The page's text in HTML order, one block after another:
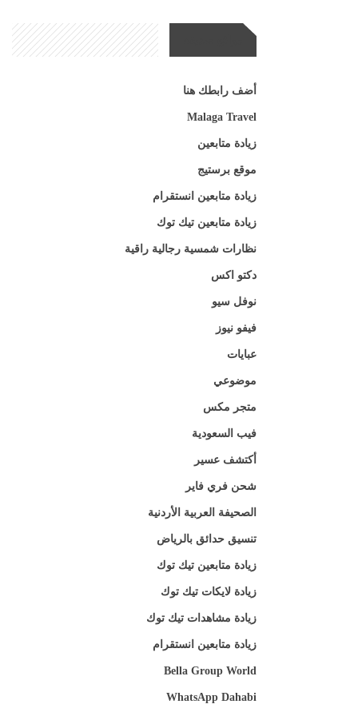
أضف رابطك هنا
Malaga Travel
زيادة متابعين
موقع برستيج
زيادة متابعين انستقرام
زيادة متابعين تيك توك
نظارات شمسية رجالية راقية
دكتو اكس
نوفل سيو
فيفو نيوز
عبايات
موضوعي
متجر مكس
فيب السعودية
أكتشف عسير
شحن فري فاير
الصحيفة العربية الأردنية
تنسيق حدائق بالرياض
زيادة متابعين تيك توك
زيادة لايكات تيك توك
زيادة مشاهدات تيك توك
زيادة متابعين انستقرام
Bella Group World
WhatsApp Dahabi